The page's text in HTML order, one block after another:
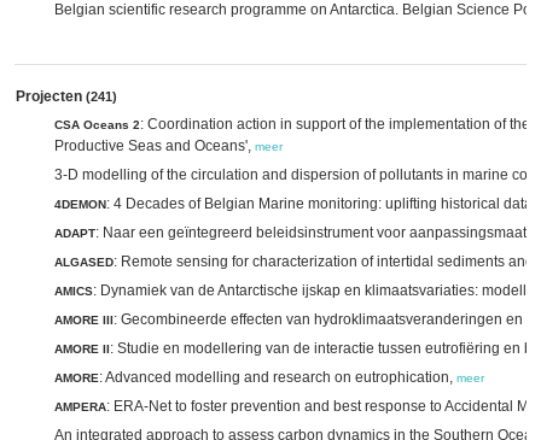
Belgian scientific research programme on Antarctica. Belgian Science
Projecten (241)
CSA Oceans 2: Coordination action in support of the implementation of the
Productive Seas and Oceans', meer
3-D modelling of the circulation and dispersion of pollutants in marine
4DEMON: 4 Decades of Belgian Marine monitoring: uplifting historical data
ADAPT: Naar een geïntegreerd beleidsinstrument voor
ALGASED: Remote sensing for characterization of intertidal sediments
AMICS: Dynamiek van de Antarctische ijskap en klimaatsvariaties:
AMORE III: Gecombineerde effecten van hydroklimaatsveranderingen en
AMORE II: Studie en modellering van de interactie tussen eutrofiëring en
AMORE: Advanced modelling and research on eutrophication, meer
AMPERA: ERA-Net to foster prevention and best response to Accidental
An integrated approach to assess carbon dynamics in the Southern